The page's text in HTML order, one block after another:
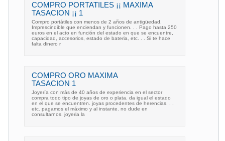
COMPRO PORTATILES ¡¡ MAXIMA
TASACION ¡¡ 1
Compro portátiles con menos de 2 años de antigüedad.
Imprescindible que enciendan y funcionen. . . Pago hasta 250
euros en el acto en función del estado en que se encuentre,
capacidad, accesorios, estado de bateria, etc. . . Si te hace
falta dinero r
COMPRO ORO MAXIMA
TASACION 1
Joyería con más de 40 años de experiencia en el sector
compra todo tipo de joyas de oro o plata. da igual el estado
en el que se encuentren. joyas procedentes de herencias. . .
etc. pagamos el máximo y al instante. no dude en
consultarnos. joyeria la